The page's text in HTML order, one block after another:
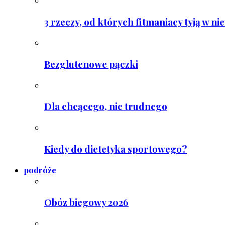
3 rzeczy, od których fitmaniacy tyją w
Bezglutenowe pączki
Dla chcącego, nic trudnego
Kiedy do dietetyka sportowego?
podróże
Obóz biegowy 2026